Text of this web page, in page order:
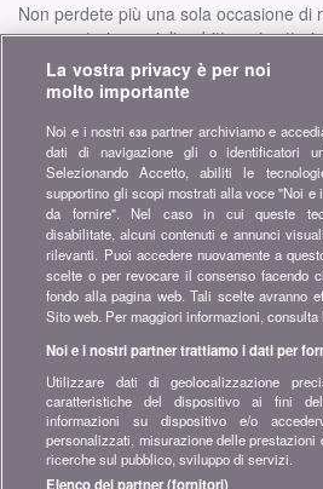
Non perdete più una sola occasione di
comparatori, consigli e dritte nei settori
prodotti di consumo e molto altro
Iscriversi alla nostra newsletter
Unitevi alla community
Restate sintonizzati, scoprite tutti i
risparmiare su:
Informazioni su bonus.ch
Chi è bonus.ch? Come funzionano i
stampa, partnership, pubblicità...
Tutte le info su bonus.ch
La vostra privacy è per noi
molto importante
Noi e i nostri 638 partner archiviamo e
dati di navigazione gli o identificatori
Selezionando Accetto, abiliti le
supportino gli scopi mostrati alla voce "Noi e
da fornire". Nel caso in cui queste
disabilitate, alcuni contenuti e annunci
rilevanti. Puoi accedere nuovamente a
scelte o per revocare il consenso facendo
fondo alla pagina web. Tali scelte avranno
Sito web. Per maggiori informazioni,
Noi e i nostri partner trattiamo i dati per
Utilizzare dati di geolocalizzazione
caratteristiche del dispositivo ai fini
informazioni su dispositivo e/o
personalizzati, misurazione delle prestazioni
ricerche sul pubblico, sviluppo di servizi.
Elenco dei partner (fornitori)